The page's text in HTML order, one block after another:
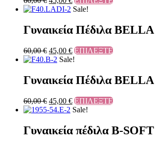
Sale!
Γυναικεία Πέδιλα
60,00€ 45,00 € ΕΠΙΛΕΞΤΕ
Sale!
Γυναικεία Πέδιλα
60,00€ 45,00 € ΕΠΙΛΕΞΤΕ
Sale!
Γυναικεία πέδιλα B-